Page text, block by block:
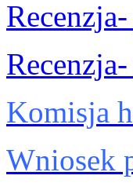
Komisja
Wniosek